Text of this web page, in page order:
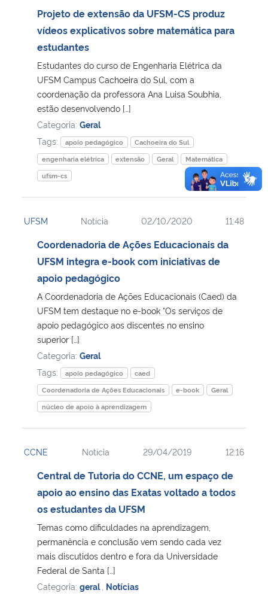
Projeto de extensão da UFSM-CS produz
vídeos explicativos sobre matemática para
estudantes
Estudantes do curso de Engenharia Elétrica da
UFSM Campus Cachoeira do Sul, com a
coordenação da professora Ana Luisa Soubhia,
estão desenvolvendo […]
Categoria: Geral
Tags:
apoio pedagógico
Cachoeira do Sul
engenharia elétrica
extensão Geral
Matemática
ufsm-cs
UFSM Notícia 02/10/2020 11:48
Coordenadoria de Ações Educacionais da
UFSM integra e-book com iniciativas de
apoio pedagógico
A Coordenadoria de Ações Educacionais (Caed) da
UFSM tem destaque no e-book “Os serviços de
apoio pedagógico aos discentes no ensino
superior […]
Categoria: Geral
Tags:
apoio pedagógico
caed
Coordenadoria de Ações Educacionais
e-book
Geral
núcleo de apoio à aprendizagem
CCNE Notícia 29/04/2019 12:16
Central de Tutoria do CCNE, um espaço de
apoio ao ensino das Exatas voltado a todos
os estudantes da UFSM
Temas como dificuldades na aprendizagem,
permanência e conclusão vem sendo cada vez
mais discutidos dentro e fora da Universidade
Federal de Santa […]
Categoria: geral
Notícias